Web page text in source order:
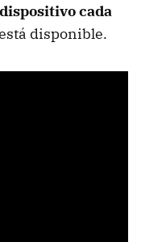
cada
disponible.